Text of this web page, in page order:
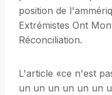
position de
Extrémistes Ont
Réconciliation.
L'article «ce n'est
un un un un un un